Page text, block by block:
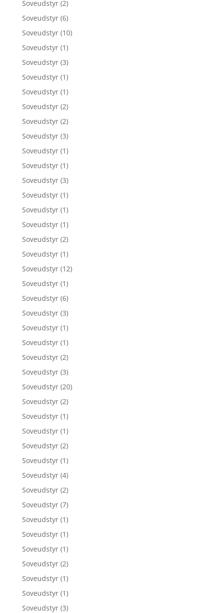
Soveudstyr (2)
Soveudstyr (6)
Soveudstyr (10)
Soveudstyr (1)
Soveudstyr (3)
Soveudstyr (1)
Soveudstyr (1)
Soveudstyr (2)
Soveudstyr (2)
Soveudstyr (3)
Soveudstyr (1)
Soveudstyr (1)
Soveudstyr (3)
Soveudstyr (1)
Soveudstyr (1)
Soveudstyr (1)
Soveudstyr (2)
Soveudstyr (1)
Soveudstyr (12)
Soveudstyr (1)
Soveudstyr (6)
Soveudstyr (3)
Soveudstyr (1)
Soveudstyr (1)
Soveudstyr (2)
Soveudstyr (3)
Soveudstyr (20)
Soveudstyr (2)
Soveudstyr (1)
Soveudstyr (1)
Soveudstyr (2)
Soveudstyr (1)
Soveudstyr (4)
Soveudstyr (2)
Soveudstyr (7)
Soveudstyr (1)
Soveudstyr (1)
Soveudstyr (1)
Soveudstyr (2)
Soveudstyr (1)
Soveudstyr (1)
Soveudstyr (3)